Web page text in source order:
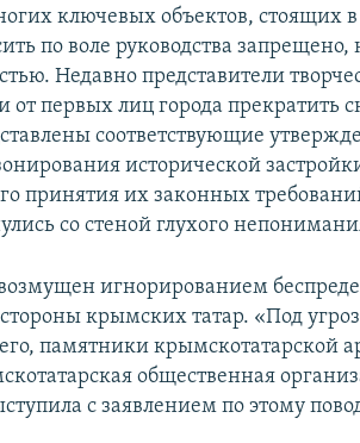
ключевых объектов, стоящих
по воле руководства
Недавно представители
от первых лиц города прекратить
соответствующие
исторической
принятия их законных
со стеной глухого
игнорированием
стороны крымских татар. «Под
памятники крымскотатарской
общественная
с заявлением по этому